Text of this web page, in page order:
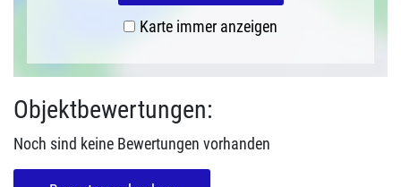
Karte immer anzeigen
Objektbewertungen:
Noch sind keine Bewertungen vorhanden